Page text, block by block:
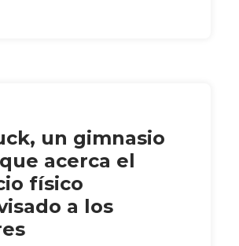
un gimnasio
acerca el
físico
a los